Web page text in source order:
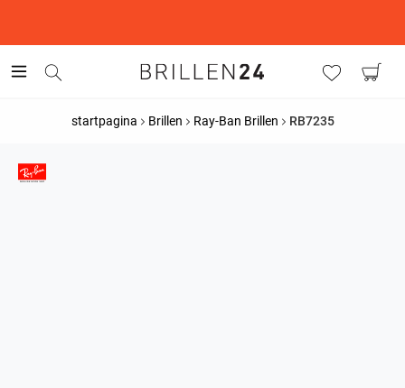
startpagina Brillen Ray-Ban Brillen RB7235